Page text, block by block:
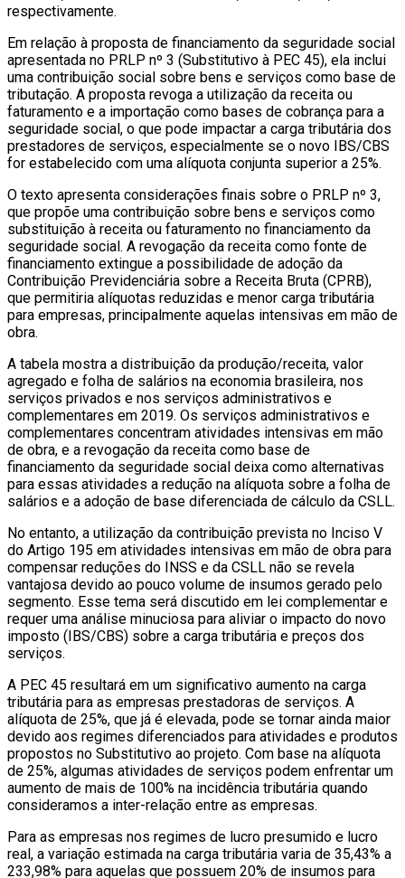
respectivamente.
Em relação à proposta de financiamento da seguridade social
apresentada no PRLP nº 3 (Substitutivo à PEC 45), ela inclui
uma contribuição social sobre bens e serviços como base de
tributação. A proposta revoga a utilização da receita ou
faturamento e a importação como bases de cobrança para a
seguridade social, o que pode impactar a carga tributária dos
prestadores de serviços, especialmente se o novo IBS/CBS
for estabelecido com uma alíquota conjunta superior a 25%.
O texto apresenta considerações finais sobre o PRLP nº 3,
que propõe uma contribuição sobre bens e serviços como
substituição à receita ou faturamento no financiamento da
seguridade social. A revogação da receita como fonte de
financiamento extingue a possibilidade de adoção da
Contribuição Previdenciária sobre a Receita Bruta (CPRB),
que permitiria alíquotas reduzidas e menor carga tributária
para empresas, principalmente aquelas intensivas em mão de
obra.
A tabela mostra a distribuição da produção/receita, valor
agregado e folha de salários na economia brasileira, nos
serviços privados e nos serviços administrativos e
complementares em 2019. Os serviços administrativos e
complementares concentram atividades intensivas em mão
de obra, e a revogação da receita como base de
financiamento da seguridade social deixa como alternativas
para essas atividades a redução na alíquota sobre a folha de
salários e a adoção de base diferenciada de cálculo da CSLL.
No entanto, a utilização da contribuição prevista no Inciso V
do Artigo 195 em atividades intensivas em mão de obra para
compensar reduções do INSS e da CSLL não se revela
vantajosa devido ao pouco volume de insumos gerado pelo
segmento. Esse tema será discutido em lei complementar e
requer uma análise minuciosa para aliviar o impacto do novo
imposto (IBS/CBS) sobre a carga tributária e preços dos
serviços.
A PEC 45 resultará em um significativo aumento na carga
tributária para as empresas prestadoras de serviços. A
alíquota de 25%, que já é elevada, pode se tornar ainda maior
devido aos regimes diferenciados para atividades e produtos
propostos no Substitutivo ao projeto. Com base na alíquota
de 25%, algumas atividades de serviços podem enfrentar um
aumento de mais de 100% na incidência tributária quando
consideramos a inter-relação entre as empresas.
Para as empresas nos regimes de lucro presumido e lucro
real, a variação estimada na carga tributária varia de 35,43% a
233,98% para aquelas que possuem 20% de insumos para